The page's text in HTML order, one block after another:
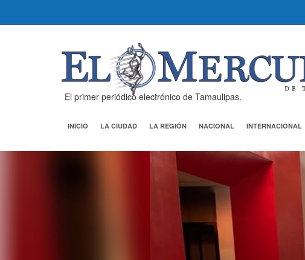
El primer periódico electrónico de Tamaulipas.
INICIO LA CIUDAD LA REGIÓN NACIONAL INTERNACIONAL